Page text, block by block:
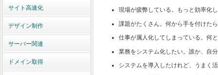
サイト高速化
デザイン制作
サーバー関連
ドメイン取得
現場が疲弊している。もっと効率化
課題がたくさん。何から手を付けた
仕事が属人化してしまっている。何
業務をシステム化したい。誰か、自
システムを導入したけれど、うまく